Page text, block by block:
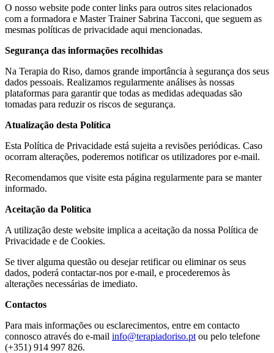
O nosso website pode conter links para outros sites relacionados
com a formadora e Master Trainer Sabrina Tacconi, que seguem as
mesmas políticas de privacidade aqui mencionadas.
Segurança das informações recolhidas
Na Terapia do Riso, damos grande importância à segurança dos seus
dados pessoais. Realizamos regularmente análises às nossas
plataformas para garantir que todas as medidas adequadas são
tomadas para reduzir os riscos de segurança.
Atualização desta Política
Esta Política de Privacidade está sujeita a revisões periódicas. Caso
ocorram alterações, poderemos notificar os utilizadores por e-mail.
Recomendamos que visite esta página regularmente para se manter
informado.
Aceitação da Política
A utilização deste website implica a aceitação da nossa Política de
Privacidade e de Cookies.
Se tiver alguma questão ou desejar retificar ou eliminar os seus
dados, poderá contactar-nos por e-mail, e procederemos às
alterações necessárias de imediato.
Contactos
Para mais informações ou esclarecimentos, entre em contacto
connosco através do e-mail info@terapiadoriso.pt ou pelo telefone
(+351) 914 997 826.